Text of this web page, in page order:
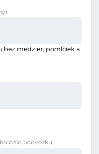
bez medzier, pomlčiek a
číslo podvozku